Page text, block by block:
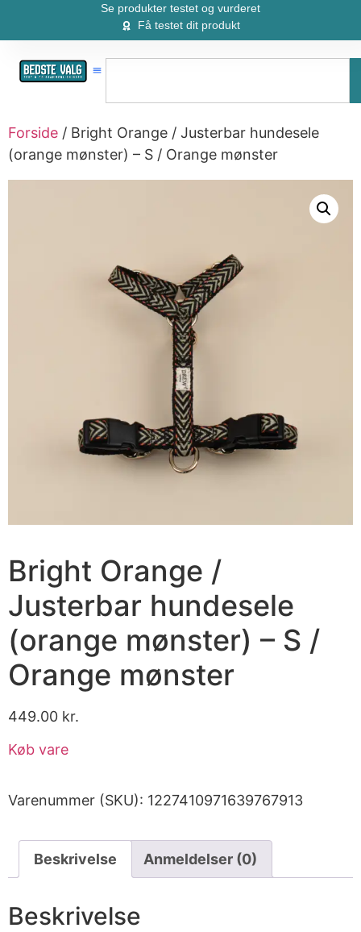
Se produkter testet og vurderet
Få testet dit produkt
Forside / Bright Orange / Justerbar hundesele
(orange mønster) – S / Orange mønster
Bright Orange /
Justerbar hundesele
(orange mønster) – S /
Orange mønster
449.00 kr.
Køb vare
Varenummer (SKU): 1227410971639767913
Beskrivelse Anmeldelser (0)
Beskrivelse